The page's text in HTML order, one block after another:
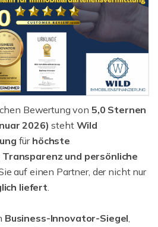
Bewertung von 5,0 Sternen
2026)steht Wild
für höchste
und persönliche
auf einen Partner, der nicht nur
liefert.
Business-Innovator-Siegel,